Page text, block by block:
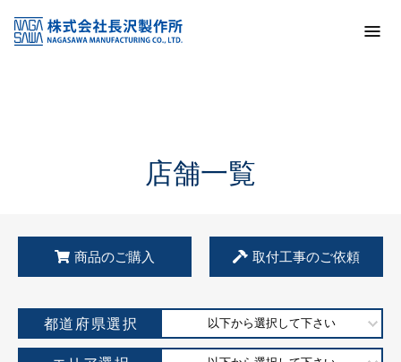
KSS加盟店・取扱店情報
店舗一覧
店舗一覧
商品のご購入 取付工事のご依頼
都道府県選択 以下から選択して下さい